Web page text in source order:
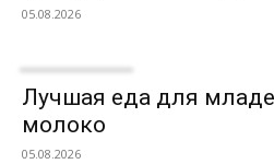
05.08.2026
Лучшая еда для
молоко
05.08.2026